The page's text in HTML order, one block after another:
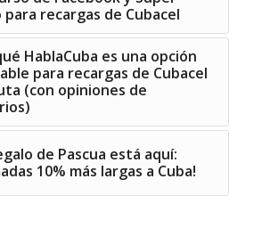
para recargas de Cubacel
HablaCuba es una opción
para recargas de Cubacel
(con opiniones de
de Pascua está aquí:
10% más largas a Cuba!